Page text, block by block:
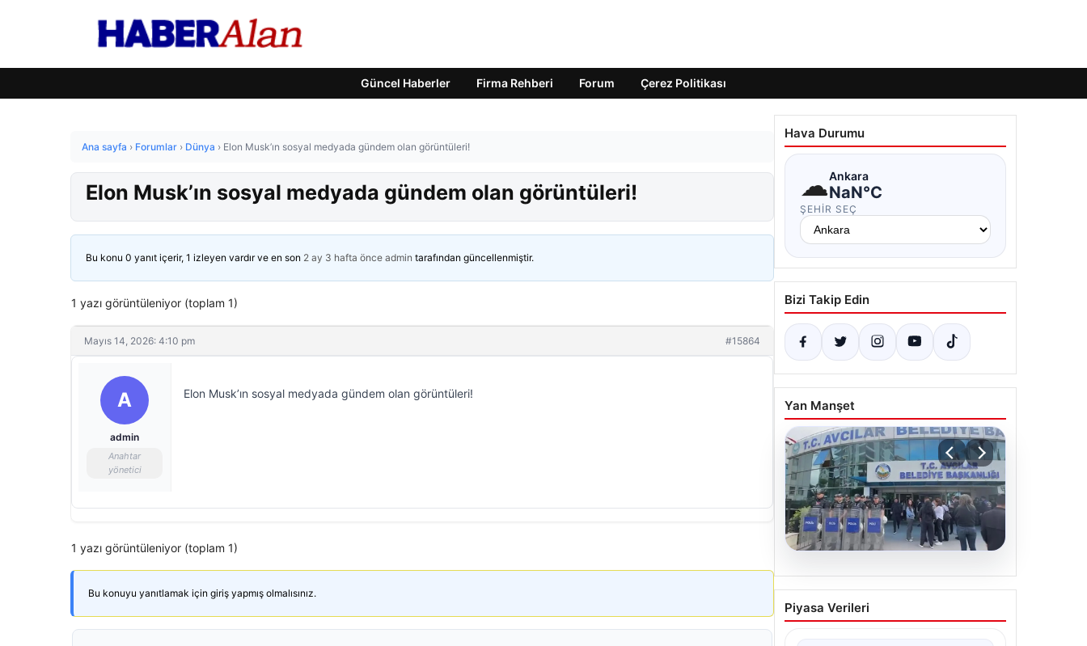
Güncel Haberler Firma Rehberi Forum Çerez Politikası
Ana sayfa › Forumlar › Dünya › Elon Musk’ın sosyal medyada gündem olan görüntüleri!
Elon Musk’ın sosyal medyada gündem olan görüntüleri!
Bu konu 0 yanıt içerir, 1 izleyen vardır ve en son 2 ay 3 hafta önce admin tarafından güncellenmiştir.
1 yazı görüntüleniyor (toplam 1)
Mayıs 14, 2026: 4:10 pm #15864
A
admin
Anahtar
yönetici
Elon Musk’ın sosyal medyada gündem olan görüntüleri!
1 yazı görüntüleniyor (toplam 1)
Bu konuyu yanıtlamak için giriş yapmış olmalısınız.
Hava Durumu
☁Ankara
NaN°C
ŞEHIR SEÇ
Bizi Takip Edin
Yan Manşet
Avcılar Belediyesi’ne
operasyon. 12 şüpheli
Piyasa Verileri